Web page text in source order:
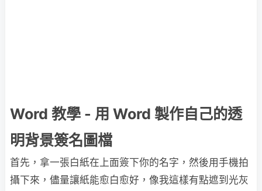
Word 教學 - 用 Word 製作自己的透
明背景簽名圖檔
首先，拿一張白紙在上面簽下你的名字，然後用手機拍
攝下來，儘量讓紙能愈白愈好，像我這樣有點遮到光灰